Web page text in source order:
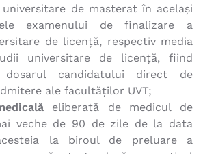
de masterat în același
examenului de finalizare a
de licență, respectiv media
universitare de licență, fiind
candidatului direct de
ale facultăților UVT;
eliberată de medicul de
veche de 90 de zile de la data
la biroul de preluare a